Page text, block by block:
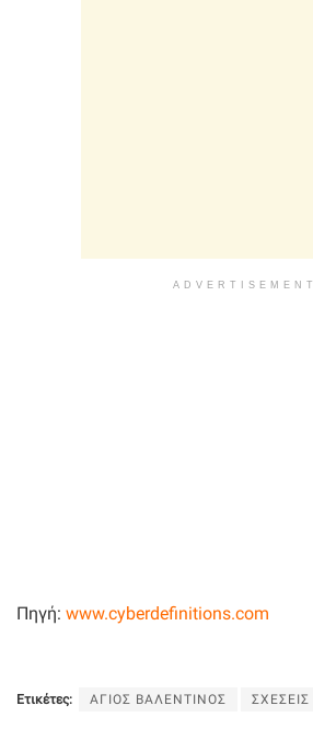
ADVERTISEMENT
Πηγή: www.cyberdefinitions.com
Ετικέτες: ΑΓΙΟΣ ΒΑΛΕΝΤΙΝΟΣ ΣΧΕΣΕΙΣ